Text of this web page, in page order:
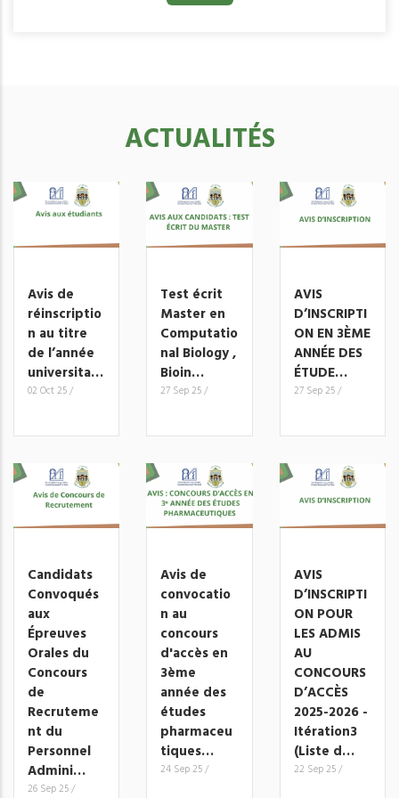
ACTUALITÉS
Avis de
réinscriptio
n au titre
de l’année
universita…
02 Oct 25/
Test écrit
Master en
Computatio
nal Biology ,
Bioin…
27 Sep 25/
AVIS
D’INSCRIPTI
ON EN 3ÈME
ANNÉE DES
ÉTUDE…
27 Sep 25/
Candidats
Convoqués
aux
Épreuves
Orales du
Concours
de
Recruteme
nt du
Personnel
Admini…
26 Sep 25/
Avis de
convocatio
n au
concours
d'accès en
3ème
année des
études
pharmaceu
tiques…
24 Sep 25/
AVIS
D’INSCRIPTI
ON POUR
LES ADMIS
AU
CONCOURS
D’ACCÈS
2025-2026 -
Itération3
(Liste d…
22 Sep 25/